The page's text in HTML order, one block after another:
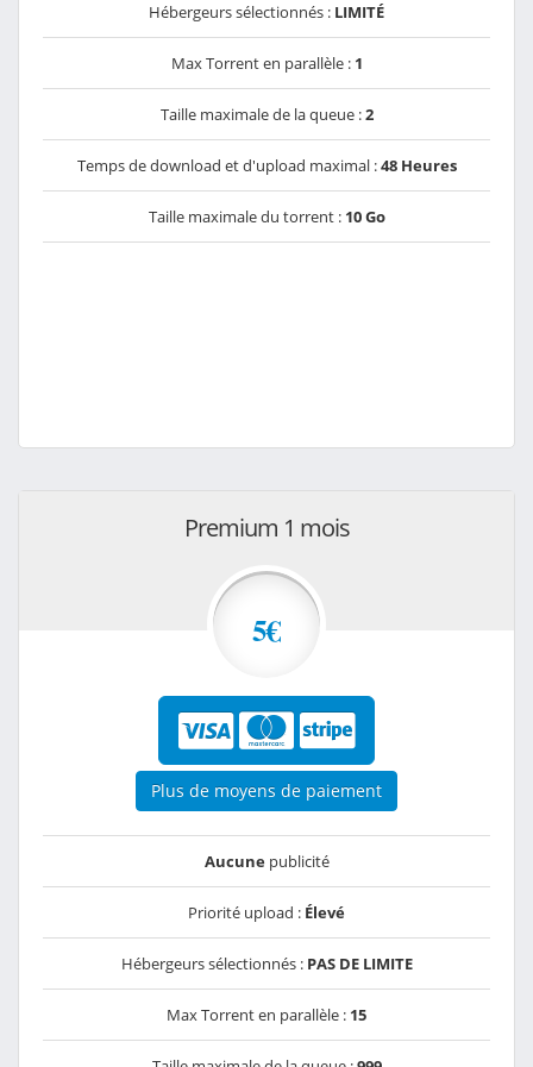
Hébergeurs sélectionnés : LIMITÉ
Max Torrent en parallèle : 1
Taille maximale de la queue :2
Temps de download et d'upload maximal :48 Heures
Taille maximale du torrent : 10 Go
Premium 1 mois
5€
Plus de moyens de paiement
Aucunepublicité
Priorité upload : Élevé
Hébergeurs sélectionnés : PAS DE LIMITE
Max Torrent en parallèle : 15